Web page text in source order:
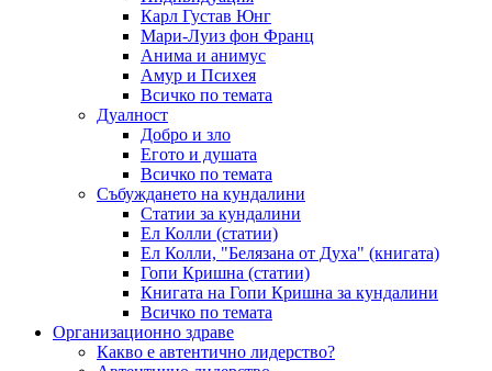
Карл Густав Юнг
Мари-Луиз фон Франц
Анима и анимус
Амур и Психея
Всичко по темата
Дуалност
Добро и зло
Егото и душата
Всичко по темата
Събуждането на кундалини
Статии за кундалини
Ел Колли (статии)
Ел Колли, "Белязана от Духа" (книгата)
Гопи Кришна (статии)
Книгата на Гопи Кришна за кундалини
Всичко по темата
Организационно здраве
Какво е автентично лидерство?